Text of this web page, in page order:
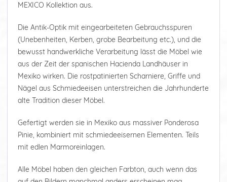
MEXICO Kollektion aus.
Die Antik-Optik mit eingearbeiteten Gebrauchsspuren
(Unebenheiten, Kerben, grobe Bearbeitung etc.), und die
bewusst handwerkliche Verarbeitung lässt die Möbel wie
aus der Zeit der spanischen Hacienda Landhäuser in
Mexiko wirken. Die rostpatinierten Scharniere, Griffe und
Nägel aus Schmiedeeisen unterstreichen die Jahrhunderte
alte Tradition dieser Möbel.
Gefertigt werden sie in Mexiko aus massiver Ponderosa
Pinie, kombiniert mit schmiedeeisernen Elementen. Teils
mit edlen Marmoreinlagen.
Alle Möbel haben den gleichen Farbton, auch wenn das